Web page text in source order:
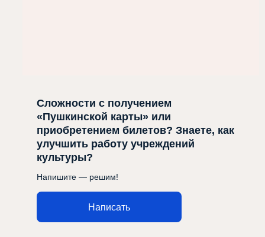
Сложности с получением
«Пушкинской карты» или
приобретением билетов? Знаете, как
улучшить работу учреждений
культуры?
Напишите — решим!
Написать